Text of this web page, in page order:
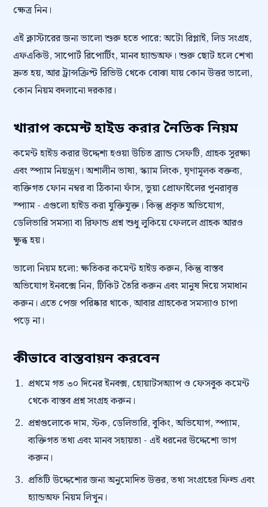
ক্ষেত্র নিন।
এই ক্লাস্টারের জন্য ভালো শুরু হতে পারে: অটো রিপ্লাই, লিড সংগ্রহ,
এফএকিউ, সাপোর্ট রিপোর্টিং, মানব হ্যান্ডঅফ। শুরু ছোট হলে শেখা
দ্রুত হয়, আর ট্রান্সক্রিপ্ট রিভিউ থেকে বোঝা যায় কোন উত্তর ভালো,
কোন নিয়ম বদলানো দরকার।
খারাপ কমেন্ট হাইড করার নৈতিক নিয়ম
কমেন্ট হাইড করার উদ্দেশ্য হওয়া উচিত ব্র্যান্ড সেফটি, গ্রাহক সুরক্ষা
এবং স্প্যাম নিয়ন্ত্রণ। অশালীন ভাষা, স্ক্যাম লিংক, ঘৃণামূলক বক্তব্য,
ব্যক্তিগত ফোন নম্বর বা ঠিকানা ফাঁস, ভুয়া প্রোফাইলের পুনরাবৃত্ত
স্প্যাম - এগুলো হাইড করা যুক্তিযুক্ত। কিন্তু প্রকৃত অভিযোগ,
ডেলিভারি সমস্যা বা রিফান্ড প্রশ্ন শুধু লুকিয়ে ফেললে গ্রাহক আরও
ক্ষুব্ধ হয়।
ভালো নিয়ম হলো: ক্ষতিকর কমেন্ট হাইড করুন, কিন্তু বাস্তব
অভিযোগ ইনবক্সে নিন, টিকিট তৈরি করুন এবং মানুষ দিয়ে সমাধান
করুন। এতে পেজ পরিষ্কার থাকে, আবার গ্রাহকের সমস্যাও চাপা
পড়ে না।
কীভাবে বাস্তবায়ন করবেন
প্রথমে গত ৩০ দিনের ইনবক্স, হোয়াটসঅ্যাপ ও ফেসবুক কমেন্ট
থেকে বাস্তব প্রশ্ন সংগ্রহ করুন।
প্রশ্নগুলোকে দাম, স্টক, ডেলিভারি, বুকিং, অভিযোগ, স্প্যাম,
ব্যক্তিগত তথ্য এবং মানব সহায়তা - এই ধরনের উদ্দেশ্যে ভাগ
করুন।
প্রতিটি উদ্দেশ্যের জন্য অনুমোদিত উত্তর, তথ্য সংগ্রহের ফিল্ড এবং
হ্যান্ডঅফ নিয়ম লিখুন।